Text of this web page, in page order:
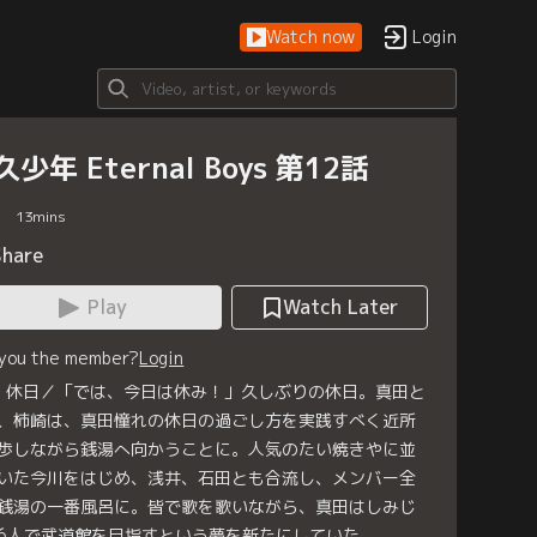
Watch now Login
少年 Eternal Boys 第12話
13mins
Play
Watch Later
the member?Login
日／「では、今日は休み！」久しぶりの休日。真田と
柿崎は、真田憧れの休日の過ごし方を実践すべく近所
しながら銭湯へ向かうことに。人気のたい焼きやに並
た今川をはじめ、浅井、石田とも合流し、メンバー全
湯の一番風呂に。皆で歌を歌いながら、真田はしみじ